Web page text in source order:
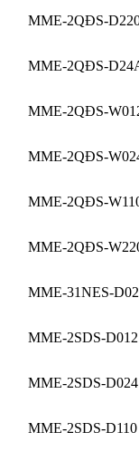
MME-2QĐS-
MME-2QĐS-
MME-2QĐS-
MME-2QĐS-
MME-2QĐS-
MME-2QĐS-
MME-31NES-
MME-2SDS-D012
MME-2SDS-D024
MME-2SDS-D110